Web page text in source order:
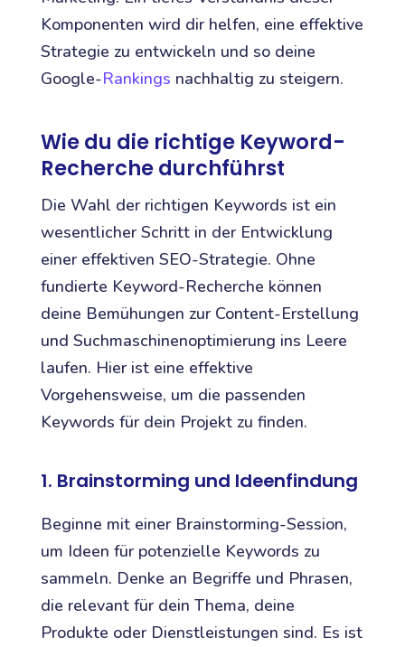
Komponenten wird dir helfen, eine effektive
Strategie zu entwickeln und so deine
Google-Rankings nachhaltig zu steigern.
Wie du die richtige Keyword-
Recherche durchführst
Die Wahl der richtigen Keywords ist ein
wesentlicher Schritt in der Entwicklung
einer effektiven SEO-Strategie. Ohne
fundierte Keyword-Recherche können
deine Bemühungen zur Content-Erstellung
und Suchmaschinenoptimierung ins Leere
laufen. Hier ist eine effektive
Vorgehensweise, um die passenden
Keywords für dein Projekt zu finden.
1. Brainstorming und Ideenfindung
Beginne mit einer Brainstorming-Session,
um Ideen für potenzielle Keywords zu
sammeln. Denke an Begriffe und Phrasen,
die relevant für dein Thema, deine
Produkte oder Dienstleistungen sind. Es ist